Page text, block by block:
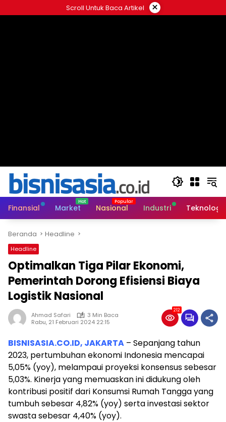
ke
Scroll Untuk Baca Artikel ×
Finansial Market Nasional Industri Teknologi
Beranda Headline
Headline
Optimalkan Tiga Pilar Ekonomi,
Pemerintah Dorong Efisiensi Biaya
Logistik Nasional
Ahmad Safari
3 Min Baca
Rabu, 21 Februari 2024 22:15
212
BISNISASIA.CO.ID, JAKARTA – Sepanjang tahun
2023, pertumbuhan ekonomi Indonesia mencapai
5,05% (yoy), melampaui proyeksi konsensus sebesar
5,03%. Kinerja yang memuaskan ini didukung oleh
kontribusi positif dari Konsumsi Rumah Tangga yang
tumbuh sebesar 4,82% (yoy) serta investasi sektor
swasta sebesar 4,40% (yoy).